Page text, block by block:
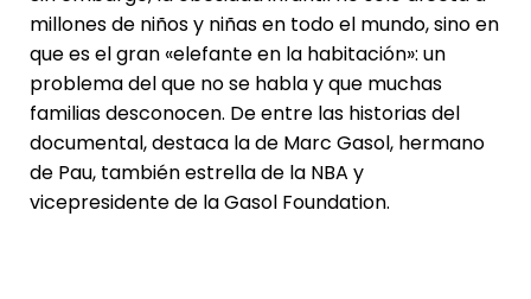
millones de niños y niñas en todo el mundo, sino en
que es el gran «elefante en la habitación»: un
problema del que no se habla y que muchas
familias desconocen. De entre las historias del
documental, destaca la de Marc Gasol, hermano
de Pau, también estrella de la NBA y
vicepresidente de la Gasol Foundation.